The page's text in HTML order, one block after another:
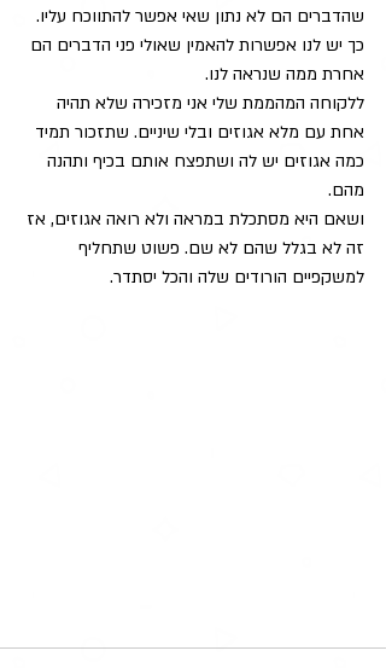
שהדברים הם לא נתון שאי אפשר להתווכח עליו.
כך יש לנו אפשרות להאמין שאולי פני הדברים הם
אחרת ממה שנראה לנו.
ללקוחה המהממת שלי אני מזכירה שלא תהיה
אחת עם מלא אגוזים ובלי שיניים. שתזכור תמיד
כמה אגוזים יש לה ושתפצח אותם בכיף ותהנה
מהם.
ושאם היא מסתכלת במראה ולא רואה אגוזים, אז
זה לא בגלל שהם לא שם. פשוט שתחליף
למשקפיים הורודים שלה והכל יסתדר.